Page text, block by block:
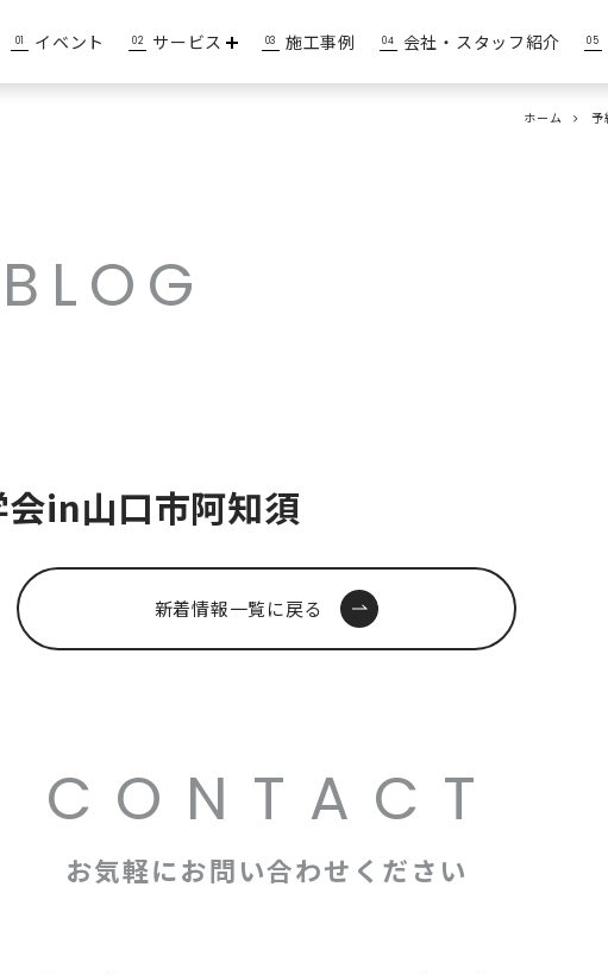
イベント サービス 施工事例 会社・スタッフ紹介
ホーム 予
in山口市阿知須
新着情報一覧に戻る
CONTACT
お気軽にお問い合わせください